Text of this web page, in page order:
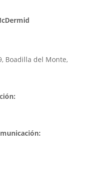
Boadilla del Monte,